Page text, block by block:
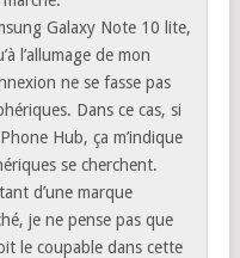
Galaxy Note 10 lite,
l’allumage de mon
ne se fasse pas
Dans ce cas, si
Hub, ça m’indique
se cherchent.
d’une marque
je ne pense pas que
le coupable dans cette